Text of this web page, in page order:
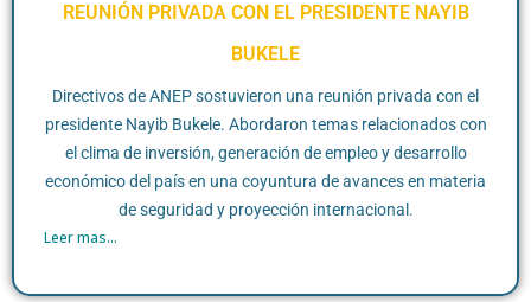
REUNIÓN PRIVADA CON EL PRESIDENTE NAYIB
BUKELE
Directivos de ANEP sostuvieron una reunión privada con el
presidente Nayib Bukele. Abordaron temas relacionados con
el clima de inversión, generación de empleo y desarrollo
económico del país en una coyuntura de avances en materia
de seguridad y proyección internacional.
Leer mas...